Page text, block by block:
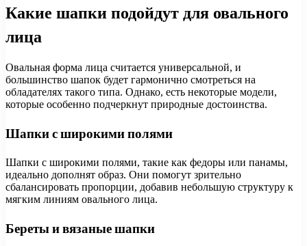
Какие шапки подойдут для овального
лица
Овальная форма лица считается универсальной, и
большинство шапок будет гармонично смотреться на
обладателях такого типа. Однако, есть некоторые модели,
которые особенно подчеркнут природные достоинства.
Шапки с широкими полями
Шапки с широкими полями, такие как федоры или панамы,
идеально дополнят образ. Они помогут зрительно
сбалансировать пропорции, добавив небольшую структуру к
мягким линиям овального лица.
Береты и вязаные шапки